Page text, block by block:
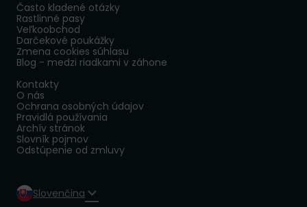
Často kladené otázky
Rastlinné pasy
Veľkoobchod
Darčekové poukážky
Zmena cookies súhlasu
Blog - medzi riadkami v záhone
Kontakty
O nás
Ochrana osobných údajov
Pravidlá používania
Archív stránok
Slovník pojmov
Odstúpenie od zmluvy
Slovenčina